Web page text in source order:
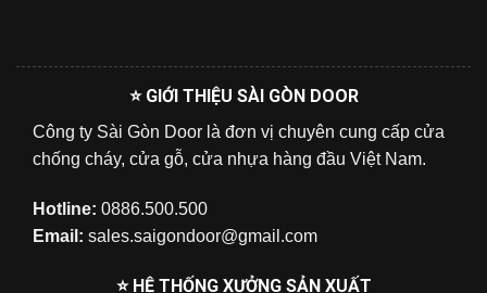
⭐ GIỚI THIỆU SÀI GÒN DOOR
Công ty Sài Gòn Door là đơn vị chuyên cung cấp cửa
chống cháy, cửa gỗ, cửa nhựa hàng đầu Việt Nam.
Hotline: 0886.500.500
Email: sales.saigondoor@gmail.com
⭐ HỆ THỐNG XƯỞNG SẢN XUẤT